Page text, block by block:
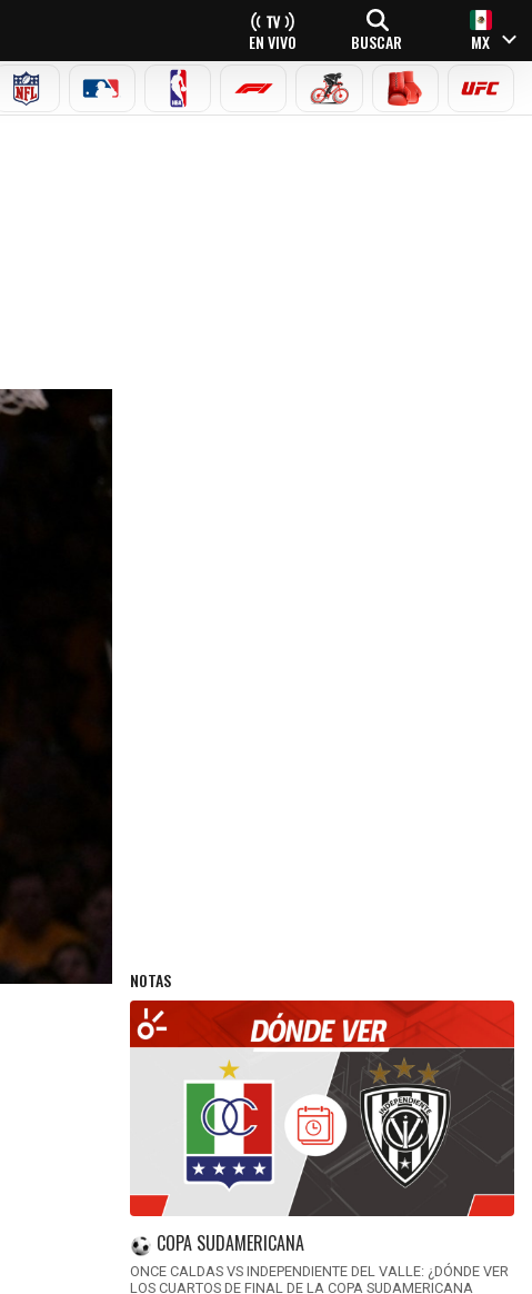
EN VIVO BUSCAR MX
NFL MLB NBA FÓRMULA 1CICLISMOBOXEO UFC
NOTAS
COPA SUDAMERICANA
ONCE CALDAS VS INDEPENDIENTE DEL VALLE: ¿DÓNDE VER
LOS CUARTOS DE FINAL DE LA COPA SUDAMERICANA